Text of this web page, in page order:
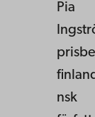
Pia
nsk